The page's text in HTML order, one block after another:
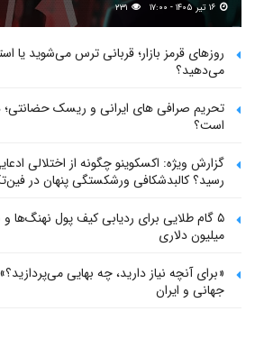
۲۳۱
روزهای قرمز بازار؛ قربانی ترس می‌شوید یا
می‌دهید؟
تحریم صرافی های ایرانی و ریسک حضانتی؛
است؟
گزارش ویژه: اکسکوینو چگونه از اختلالی
رسید؟ کالبدشکافی ورشکستگی پنهان در
۵ گام طلایی برای ردیابی کیف پول‌
میلیون دلاری
«برای آنچه نیاز دارید، چه بهایی
جهانی و ایران